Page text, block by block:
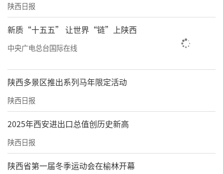
陕西日报
新质“十五五” 让世界“链”上陕西
中央广电总台国际在线
陕西多景区推出系列马年限定活动
陕西日报
2025年西安进出口总值创历史新高
陕西日报
陕西省第一届冬季运动会在榆林开幕